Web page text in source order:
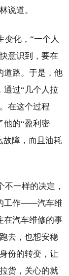
说道。
变化，“一个人
意识到，要在
道路。于是，他
通过“几个人拉
在这个过程
他的“盈利密
故障，而且油耗
一样的决定，
工作——汽车维
在汽车维修的事
去，也想安稳
份的转变，让
货，关心的就